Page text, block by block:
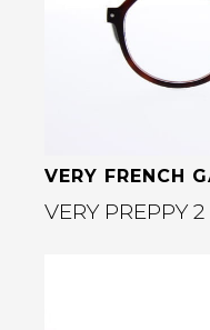
VERY FRENCH
VERY PREPPY